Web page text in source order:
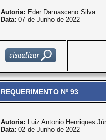
Autoria: Eder Damasceno Silva
Data: 07 de Junho de 2022
REQUERIMENTO Nº 93
Autoria: Luiz Antonio Henriques
Data: 02 de Junho de 2022